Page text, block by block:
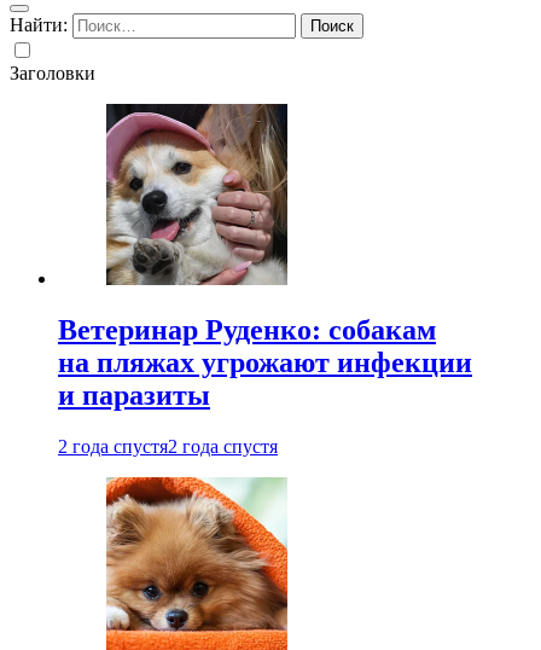
Найти:
Заголовки
Ветеринар Руденко: собакам
на пляжах угрожают инфекции
и паразиты
2 года спустя2 года спустя